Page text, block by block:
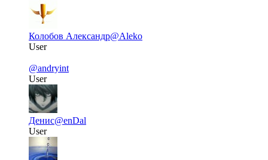
Колобов Александр@Aleko
User
@andryint
User
Денис@enDal
User